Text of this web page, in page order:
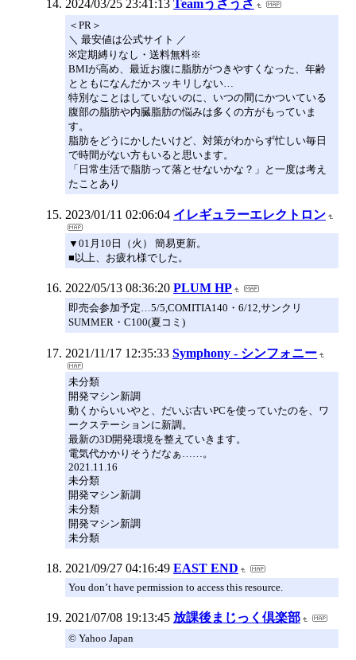
2024/03/25 23:41:13 Teamうさうさ
＜PR＞
＼ 最安値は公式サイト ／
※定期縛りなし・送料無料※
BMIが高め、最近お腹に脂肪がつきやすくなった、年齢
とともになんだかスッキリしない…
特別なことはしていないのに、いつの間にかついている
腹部の脂肪や内臓脂肪の悩みは多くの方がもっていま
す。
脂肪をどうにかしたいけど、対策がわからず忙しい毎日
で時間がない方もいると思います。
「日常生活で脂肪って落とせないかな？」と一度は考え
たことあり
2023/01/11 02:06:04 イレギュラーエレクトロン
▼01月10日（火） 簡易更新。
■以上、お疲れ様でした。
2022/05/13 08:36:20 PLUM HP
即売会参加予定…5/5,COMITIA140・6/12,サンクリ
SUMMER・C100(夏コミ)
2021/11/17 12:35:33 Symphony - シンフォニー
未分類
開発マシン新調
動くからいいやと、だいぶ古いPCを使っていたのを、ワ
ークステーションに新調。
最新の3D開発環境を整えていきます。
電気代かかりそうだなぁ……。
2021.11.16
未分類
開発マシン新調
未分類
開発マシン新調
未分類
2021/09/27 04:16:49 EAST END
You don’t have permission to access this resource.
2021/07/08 19:13:45 放課後まじっく倶楽部
© Yahoo Japan